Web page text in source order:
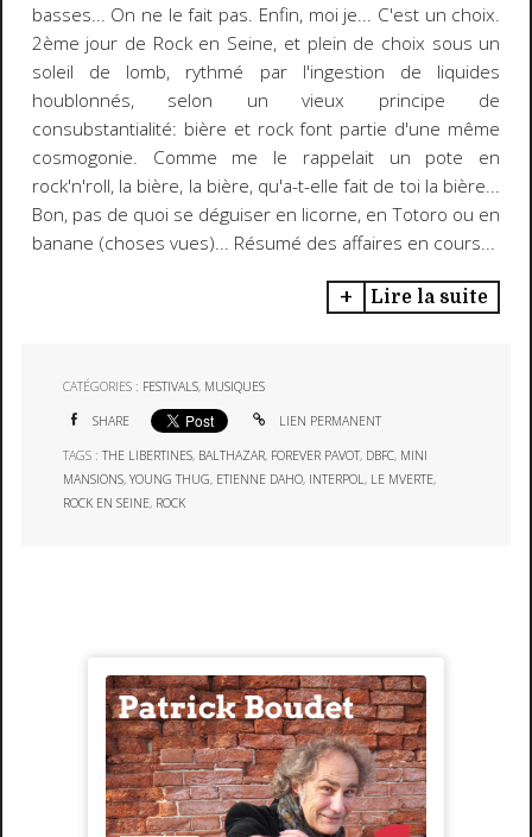
basses... On ne le fait pas. Enfin, moi je... C'est un choix.
2ème jour de Rock en Seine, et plein de choix sous un
soleil de lomb, rythmé par l'ingestion de liquides
houblonnés, selon un vieux principe de
consubstantialité: bière et rock font partie d'une même
cosmogonie. Comme me le rappelait un pote en
rock'n'roll, la bière, la bière, qu'a-t-elle fait de toi la bière...
Bon, pas de quoi se déguiser en licorne, en Totoro ou en
banane (choses vues)... Résumé des affaires en cours...
Lire la suite
CATÉGORIES : FESTIVALS, MUSIQUES
SHARE LIEN PERMANENT
TAGS :THE LIBERTINES, BALTHAZAR, FOREVER PAVOT, DBFC, MINI
MANSIONS,YOUNG THUG, ETIENNE DAHO, INTERPOL, LE MVERTE,
ROCK EN SEINE, ROCK